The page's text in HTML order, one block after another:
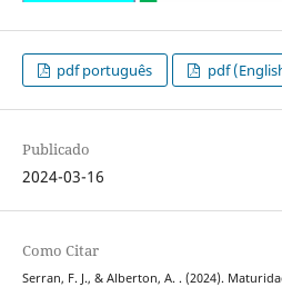
pdf português pdf
Publicado
2024-03-16
Como Citar
Serran, F. J., & Alberton, A. . (2024).